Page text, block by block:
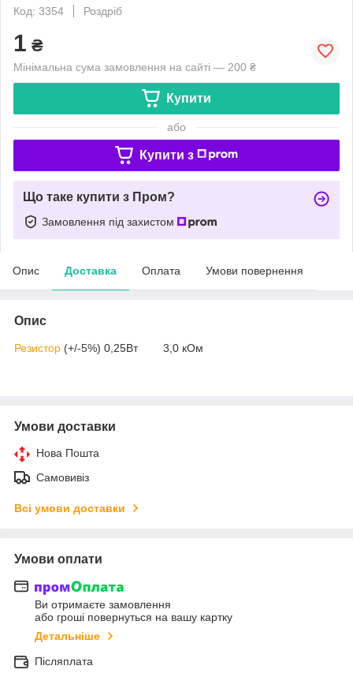
Код: 3354
Роздріб
1 ₴
Мінімальна сума замовлення на сайті — 200 ₴
Купити
або
Купити з
Що таке купити з Пром?
Замовлення під захистом
Опис Доставка Оплата Умови повернення
Опис
Резистор (+/-5%) 0,25Вт 3,0 кОм
Умови доставки
Нова Пошта
Самовивіз
Всі умови доставки
Умови оплати
Ви отримаєте замовлення
або гроші повернуться на вашу картку
Детальніше
Післяплата